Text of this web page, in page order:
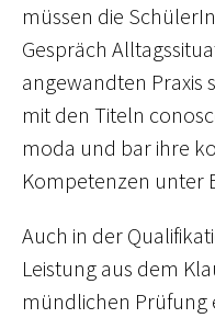
müssen die
Gespräch
angewandten Praxis
mit den Titeln
moda und bar ihre
Kompetenzen unter
Auch in der
Leistung aus dem
mündlichen Prüfung